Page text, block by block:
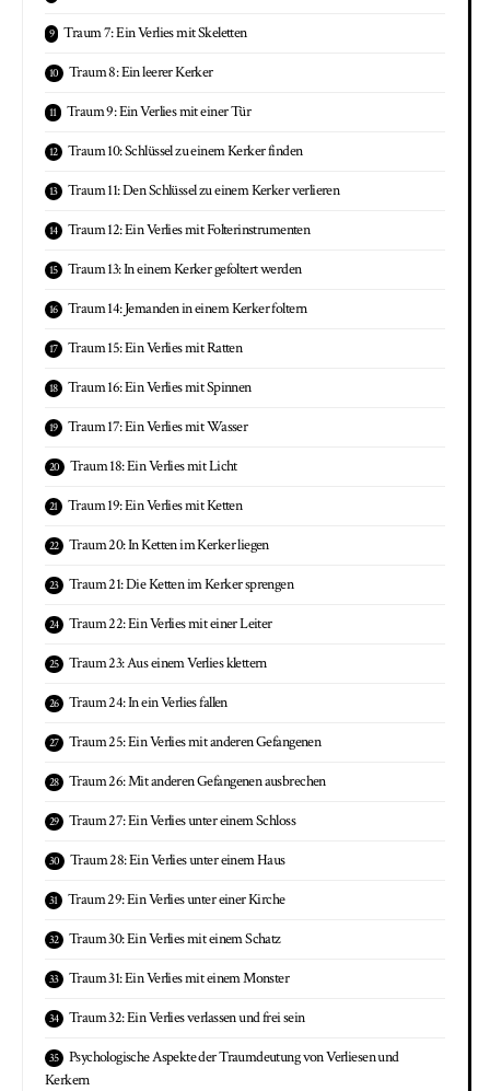
Traum 7: Ein Verlies mit Skeletten
Traum 8: Ein leerer Kerker
Traum 9: Ein Verlies mit einer Tür
Traum 10: Schlüssel zu einem Kerker finden
Traum 11: Den Schlüssel zu einem Kerker verlieren
Traum 12: Ein Verlies mit Folterinstrumenten
Traum 13: In einem Kerker gefoltert werden
Traum 14: Jemanden in einem Kerker foltern
Traum 15: Ein Verlies mit Ratten
Traum 16: Ein Verlies mit Spinnen
Traum 17: Ein Verlies mit Wasser
Traum 18: Ein Verlies mit Licht
Traum 19: Ein Verlies mit Ketten
Traum 20: In Ketten im Kerker liegen
Traum 21: Die Ketten im Kerker sprengen
Traum 22: Ein Verlies mit einer Leiter
Traum 23: Aus einem Verlies klettern
Traum 24: In ein Verlies fallen
Traum 25: Ein Verlies mit anderen Gefangenen
Traum 26: Mit anderen Gefangenen ausbrechen
Traum 27: Ein Verlies unter einem Schloss
Traum 28: Ein Verlies unter einem Haus
Traum 29: Ein Verlies unter einer Kirche
Traum 30: Ein Verlies mit einem Schatz
Traum 31: Ein Verlies mit einem Monster
Traum 32: Ein Verlies verlassen und frei sein
Psychologische Aspekte der Traumdeutung von Verliesen und
Kerkern